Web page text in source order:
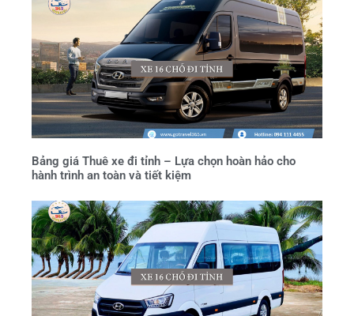
Bảng giá Thuê xe đi tỉnh – Lựa chọn hoàn hảo cho
hành trình an toàn và tiết kiệm